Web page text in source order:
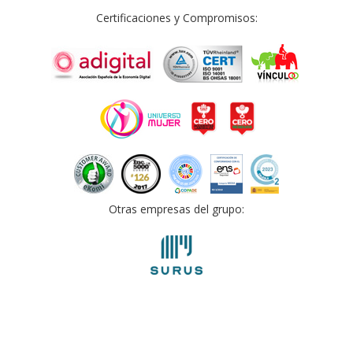
Certificaciones y Compromisos:
Otras empresas del grupo: